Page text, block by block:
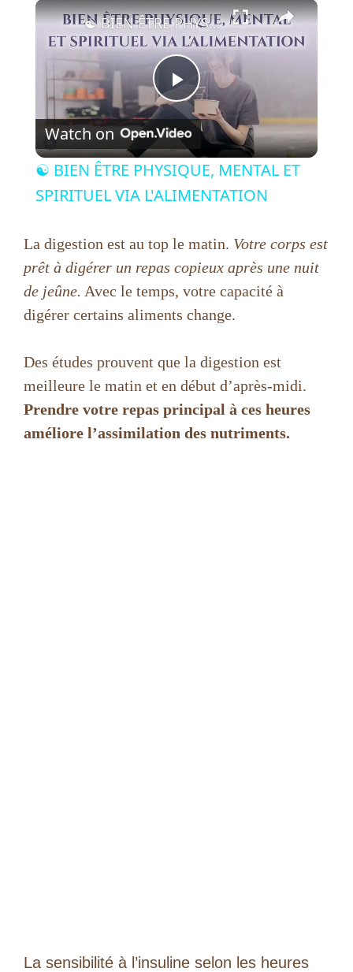
×
P
l
a
y
V
d
e
☯ BIEN ÊTRE PHYSIQUE, MENTAL ET SPIRITUEL VIA L'ALIMENTATION
Watch on
☯ BIEN ÊTRE PHYSIQUE, MENTAL ET
SPIRITUEL VIA L'ALIMENTATION
La digestion est au top le matin. Votre corps est
prêt à digérer un repas copieux après une nuit
de jeûne. Avec le temps, votre capacité à
digérer certains aliments change.
Des études prouvent que la digestion est
meilleure le matin et en début d’après-midi.
Prendre votre repas principal à ces heures
améliore l’assimilation des nutriments.
La sensibilité à l’insuline selon les heures